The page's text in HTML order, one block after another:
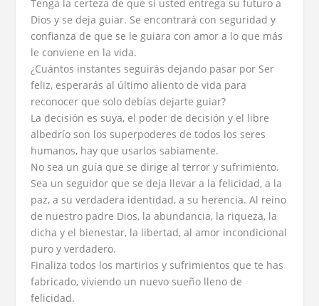
Tenga la certeza de que si usted entrega su futuro a
Dios y se deja guiar. Se encontrará con seguridad y
confianza de que se le guiara con amor a lo que más
le conviene en la vida.
¿Cuántos instantes seguirás dejando pasar por Ser
feliz, esperarás al último aliento de vida para
reconocer que solo debías dejarte guiar?
La decisión es suya, el poder de decisión y el libre
albedrío son los superpoderes de todos los seres
humanos, hay que usarlos sabiamente.
No sea un guía que se dirige al terror y sufrimiento.
Sea un seguidor que se deja llevar a la felicidad, a la
paz, a su verdadera identidad, a su herencia. Al reino
de nuestro padre Dios, la abundancia, la riqueza, la
dicha y el bienestar, la libertad, al amor incondicional
puro y verdadero.
Finaliza todos los martirios y sufrimientos que te has
fabricado, viviendo un nuevo sueño lleno de
felicidad.